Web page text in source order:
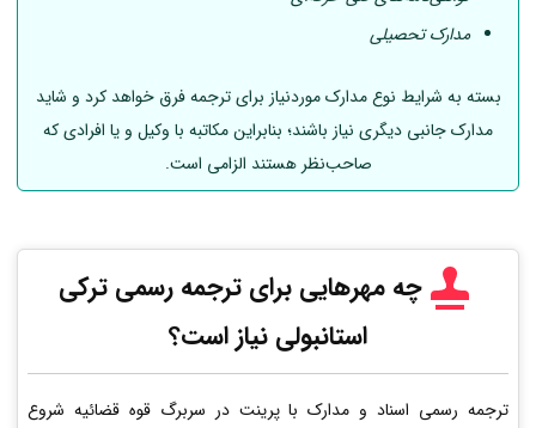
مدارک تحصیلی
بسته به شرایط نوع مدارک موردنیاز برای ترجمه فرق خواهد کرد و شاید
مدارک جانبی دیگری نیاز باشند؛ بنابراین مکاتبه با وکیل و یا افرادی که
صاحب‌نظر هستند الزامی است.
چه مهرهایی برای ترجمه رسمی ترکی
استانبولی نیاز است؟
ترجمه رسمی اسناد و مدارک با پرینت در سربرگ قوه قضائیه شروع